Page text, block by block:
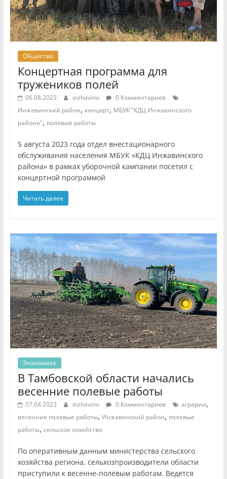
Общество
Концертная программа для
тружеников полей
06.08.2023 inzhavino
0 Комментариев
Инжавинский район, концерт, МБУК "КДЦ Инжавинского
района", полевые работы
5 августа 2023 года отдел внестационарного
обслуживания населения МБУК «КДЦ Инжавинского
района» в рамках уборочной кампании посетил с
концертной программой
Читать далее
Экономика
В Тамбовской области начались
весенние полевые работы
07.04.2023 inzhavino 0 Комментариев аграрии,
весенние полевые работы, Инжавинский район, полевые
работы, сельское хозяйство
По оперативным данным министерства сельского
хозяйства региона, сельхозпроизводители области
приступили к весенне-полевым работам. Ведется